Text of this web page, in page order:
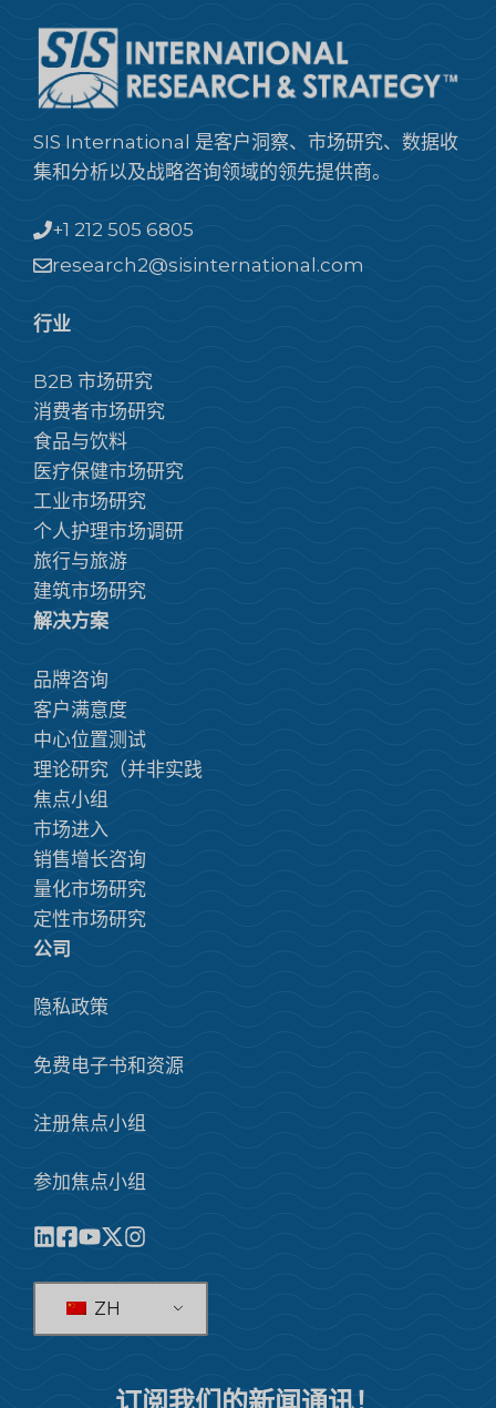
SIS International 是客户洞察、市场研究、数据收
集和分析以及战略咨询领域的领先提供商。
+1 212 505 6805
research2@sisinternational.com
行业
B2B 市场研究
消费者市场研究
食品与饮料
医疗保健市场研究
工业市场研究
个人护理市场调研
旅行与旅游
建筑市场研究
解决方案
品牌咨询
客户满意度
中心位置测试
理论研究（并非实践
焦点小组
市场进入
销售增长咨询
量化市场研究
定性市场研究
公司
隐私政策
免费电子书和资源
注册焦点小组
参加焦点小组
ZH
订阅我们的新闻通讯！